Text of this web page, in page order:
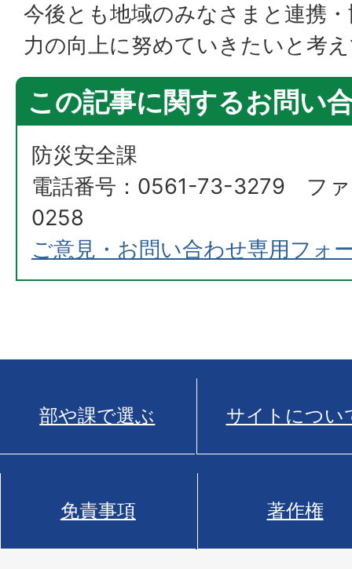
今後とも地域のみなさまと連携
力の向上に努めていきたいと考
この記事に関するお問い
防災安全課
電話番号：0561-73-3279 フ
0258
ご意見・お問い合わせ専用フォ
部や課で選ぶ サイトについ
免責事項 著作権